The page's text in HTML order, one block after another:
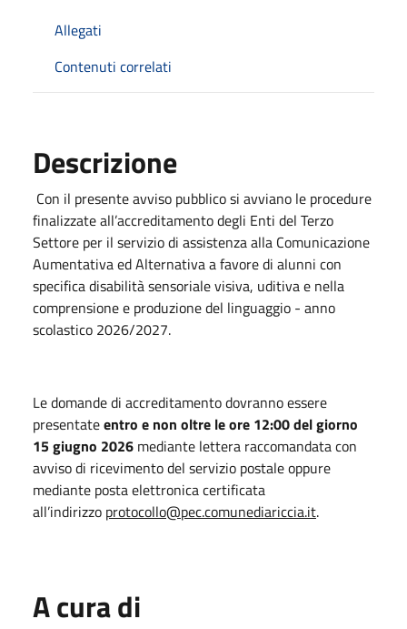
Allegati
Contenuti correlati
Descrizione
Con il presente avviso pubblico si avviano le procedure
finalizzate all’accreditamento degli Enti del Terzo
Settore per il servizio di assistenza alla Comunicazione
Aumentativa ed Alternativa a favore di alunni con
specifica disabilità sensoriale visiva, uditiva e nella
comprensione e produzione del linguaggio - anno
scolastico 2026/2027.
Le domande di accreditamento dovranno essere
presentateentro e non oltre le ore 12:00 del giorno
15 giugno 2026 mediante lettera raccomandata con
avviso di ricevimento del servizio postale oppure
mediante posta elettronica certificata
all’indirizzo protocollo@pec.comunediariccia.it.
A cura di